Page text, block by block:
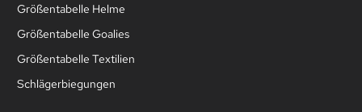
Größentabelle Helme
Größentabelle Goalies
Größentabelle Textilien
Schlägerbiegungen